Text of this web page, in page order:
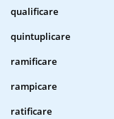
qualificare
quintuplicare
ramificare
rampicare
ratificare